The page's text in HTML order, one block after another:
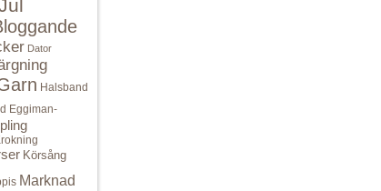
Dator
Halsband
Eggiman-
Körsång
Marknad